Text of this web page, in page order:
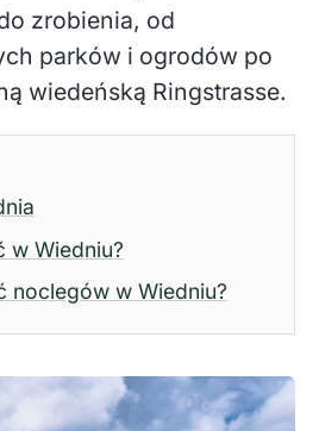
zrobienia, od
parków i ogrodów po
wiedeńską Ringstrasse.
w Wiedniu?
noclegów w Wiedniu?